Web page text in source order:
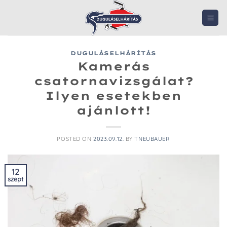
DUGULÁSELHÁRÍTÁS
Kamerás
csatornavizsgálat?
Ilyen esetekben
ajánlott!
POSTED ON2023.09.12. BYTNEUBAUER
12
szept